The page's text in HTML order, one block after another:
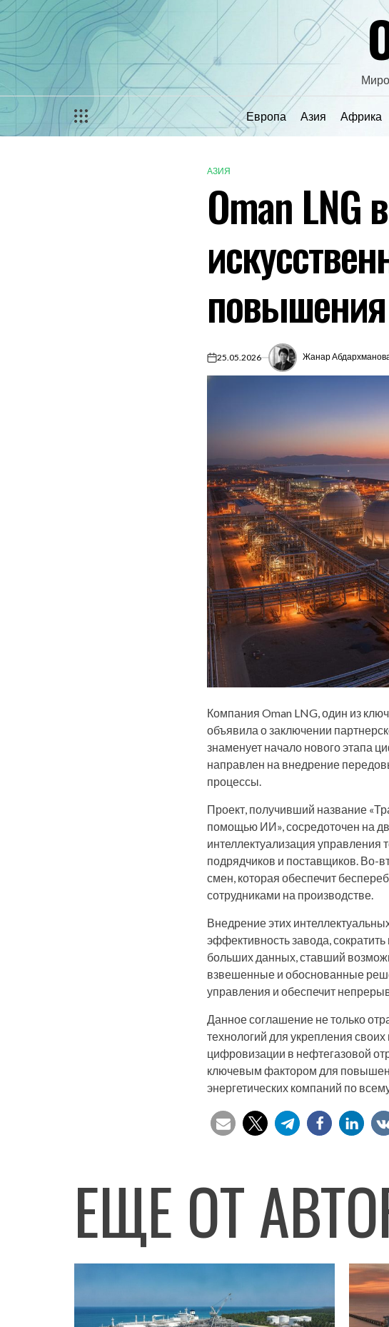
Перейти
к
содержимому
Европа Азия Африка
ОПУБЛИКОВАНО
АЗИЯ
Oman LNG
on25.05.2026 Жанар
Компания Oman LNG, один из
объявила о заключении
знаменует начало нового этапа
направлен на внедрение
процессы.
Проект, получивший название
помощью ИИ», сосредоточен на
интеллектуализация управления
подрядчиков и поставщиков. Во-
смен, которая обеспечит
сотрудниками на производстве.
Внедрение этих
эффективность завода,
больших данных, ставший
взвешенные и обоснованные
управления и обеспечит
Данное соглашение не только
технологий для укрепления
цифровизации в нефтегазовой
ключевым фактором для
энергетических компаний по
ЕЩЕ ОТ